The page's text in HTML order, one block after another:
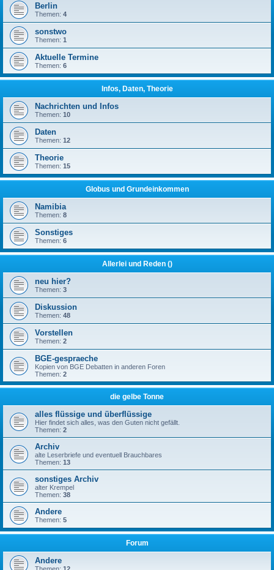
Berlin
Themen: 4
sonstwo
Themen: 1
Aktuelle Termine
Themen: 6
Infos, Daten, Theorie
Nachrichten und Infos
Themen: 10
Daten
Themen: 12
Theorie
Themen: 15
Globus und Grundeinkommen
Namibia
Themen: 8
Sonstiges
Themen: 6
Allerlei und Reden ()
neu hier?
Themen: 3
Diskussion
Themen: 48
Vorstellen
Themen: 2
BGE-gespraeche
Kopien von BGE Debatten in anderen Foren
Themen: 2
die gelbe Tonne
alles flüssige und überflüssige
Hier findet sich alles, was den Guten nicht gefällt.
Themen: 2
Archiv
alte Leserbriefe und eventuell Brauchbares
Themen: 13
sonstiges Archiv
alter Krempel
Themen: 38
Andere
Themen: 5
Forum
Andere